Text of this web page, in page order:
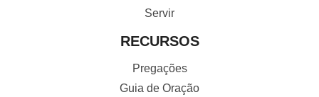
Servir
RECURSOS
Pregações
Guia de Oração